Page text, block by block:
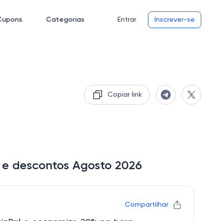
Categorias Entrar Inscrever-se
Copiar link
descontos Agosto 2026
Compartilhar